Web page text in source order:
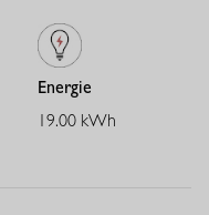
Energie
19.00 kWh